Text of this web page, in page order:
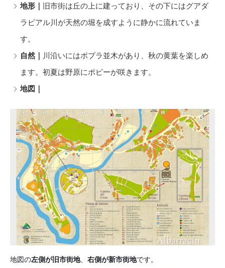
地形｜ 旧市街は丘の上に建っており、その下にはグアダ
ラビアル川が天然の堀を成すように静かに流れていま
す。
自然｜ 川沿いにはポプラ並木があり、秋の黄葉を楽しめ
ます。初夏は野原にポピーが咲きます。
地図｜
地図の左側が旧市街地、 右側が新市街地です。